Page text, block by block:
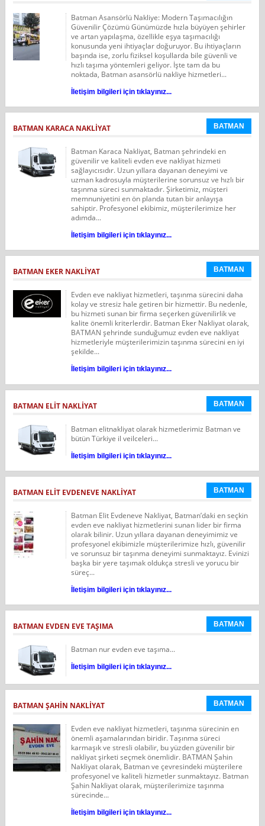
Batman Asansörlü Nakliye: Modern Taşımacılığın
Güvenilir Çözümü Günümüzde hızla büyüyen şehirler
ve artan yapılaşma, özellikle eşya taşımacılığı
konusunda yeni ihtiyaçlar doğuruyor. Bu ihtiyaçların
başında ise, zorlu fiziksel koşullarda bile güvenli ve
hızlı taşıma yöntemleri geliyor. İşte tam da bu
noktada, Batman asansörlü nakliye hizmetleri...
İletişim bilgileri için tıklayınız...
BATMAN KARACA NAKLIYAT BATMAN
Batman Karaca Nakliyat, Batman şehrindeki en
güvenilir ve kaliteli evden eve nakliyat hizmeti
sağlayıcısıdır. Uzun yıllara dayanan deneyimi ve
uzman kadrosuyla müşterilerine sorunsuz ve hızlı bir
taşınma süreci sunmaktadır. Şirketimiz, müşteri
memnuniyetini en ön planda tutan bir anlayışa
sahiptir. Profesyonel ekibimiz, müşterilerimize her
adımda...
İletişim bilgileri için tıklayınız...
BATMAN EKER NAKLIYAT BATMAN
Evden eve nakliyat hizmetleri, taşınma sürecini daha
kolay ve stresiz hale getiren bir hizmettir. Bu nedenle,
bu hizmeti sunan bir firma seçerken güvenilirlik ve
kalite önemli kriterlerdir. Batman Eker Nakliyat olarak,
BATMAN şehrinde sunduğumuz evden eve nakliyat
hizmetleriyle müşterilerimizin taşınma sürecini en iyi
şekilde...
İletişim bilgileri için tıklayınız...
BATMAN ELIT NAKLIYAT BATMAN
Batman elitnakliyat olarak hizmetlerimiz Batman ve
bütün Türkiye il veilceleri...
İletişim bilgileri için tıklayınız...
BATMAN ELIT EVDENEVE NAKLIYAT BATMAN
Batman Elit Evdeneve Nakliyat, Batman’daki en seçkin
evden eve nakliyat hizmetlerini sunan lider bir firma
olarak bilinir. Uzun yıllara dayanan deneyimimiz ve
profesyonel ekibimizle müşterilerimize hızlı, güvenilir
ve sorunsuz bir taşınma deneyimi sunmaktayız. Evinizi
başka bir yere taşımak oldukça stresli ve yorucu bir
süreç...
İletişim bilgileri için tıklayınız...
BATMAN EVDEN EVE TAŞIMA BATMAN
Batman nur evden eve taşıma...
İletişim bilgileri için tıklayınız...
BATMAN ŞAHIN NAKLIYAT BATMAN
Evden eve nakliyat hizmetleri, taşınma sürecinin en
önemli aşamalarından biridir. Taşınma süreci
karmaşık ve stresli olabilir, bu yüzden güvenilir bir
nakliyat şirketi seçmek önemlidir. BATMAN Şahin
Nakliyat olarak, Batman ve çevresindeki müşterilere
profesyonel ve kaliteli hizmetler sunmaktayız. Batman
Şahin Nakliyat olarak, müşterilerimize taşınma
sürecinde...
İletişim bilgileri için tıklayınız...